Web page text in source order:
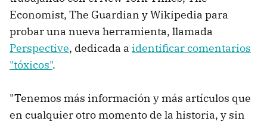
Economist, The Guardian y Wikipedia para
probar una nueva herramienta, llamada
Perspective, dedicada a identificar comentarios
"tóxicos".
"Tenemos más información y más artículos que
en cualquier otro momento de la historia, y sin